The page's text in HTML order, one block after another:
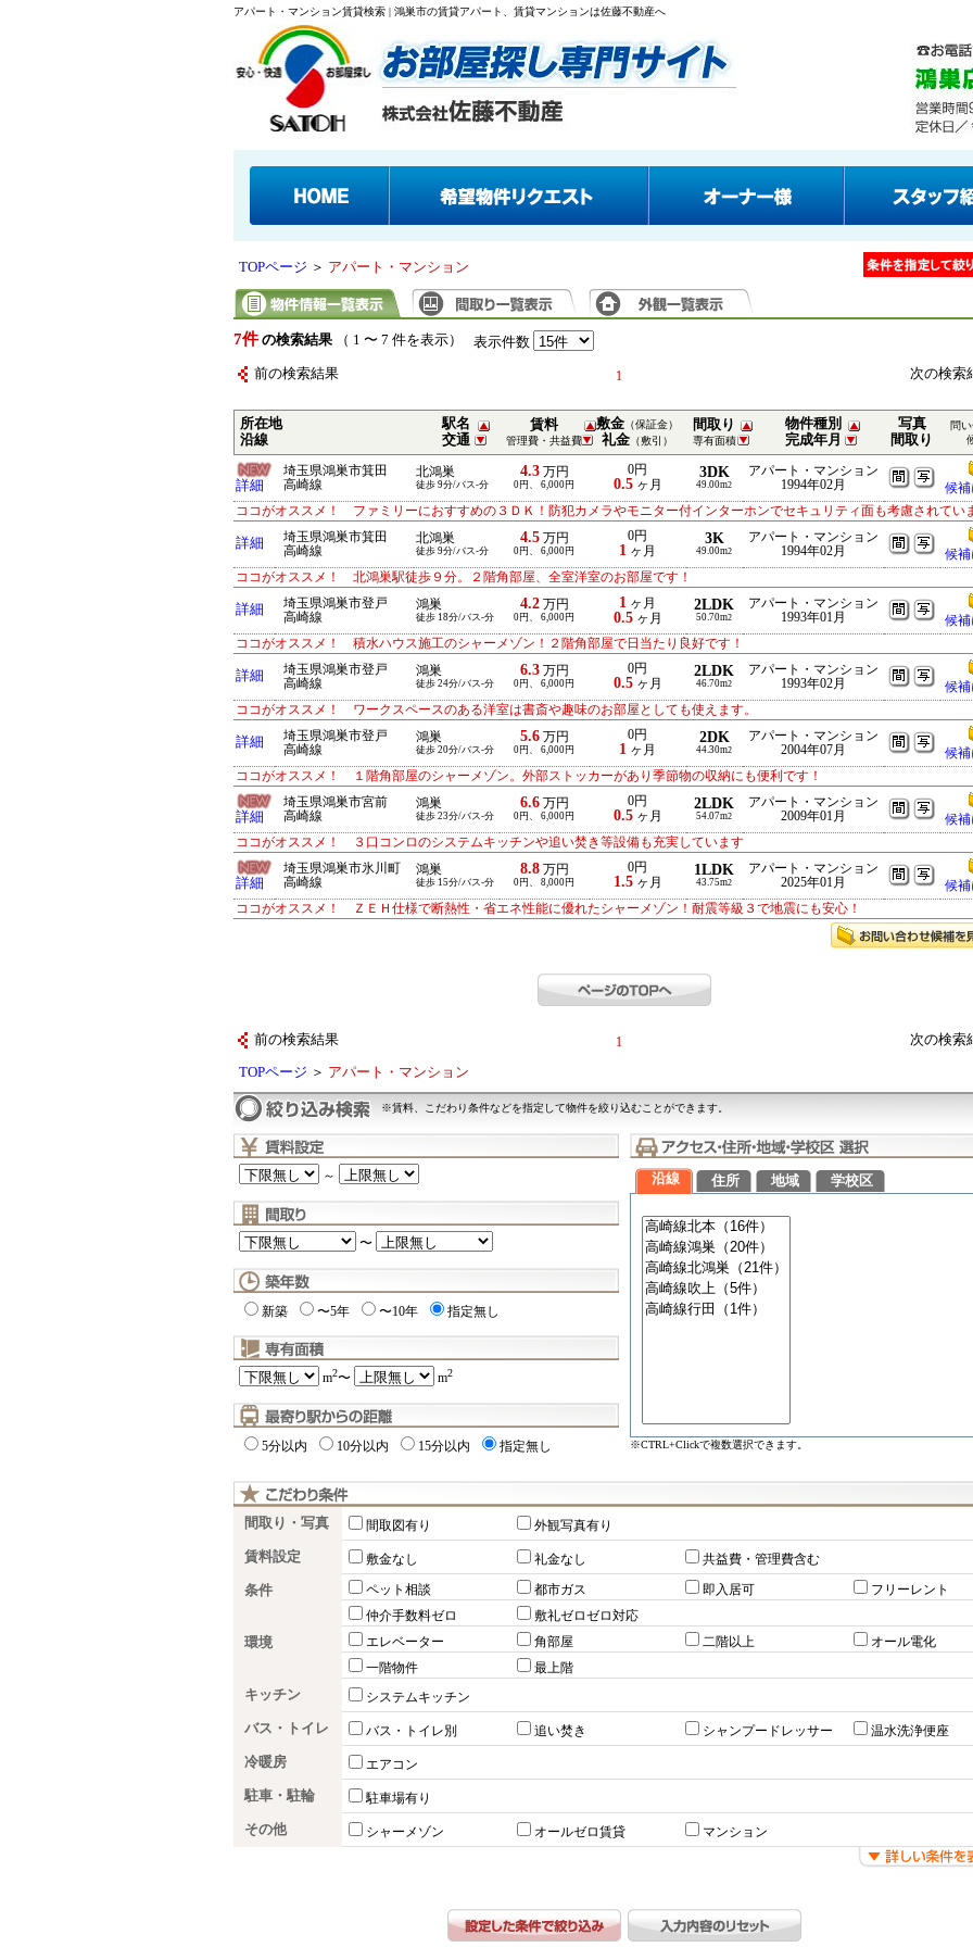
アパート・マンション賃貸検索 | 鴻巣市の賃貸アパート、賃貸マンションは佐藤不動産へ
TOPページ ＞ アパート・マンション
7件 の検索結果（ 1 〜 7 件を表示） 表示件数
前の検索結果 1 次の検
所在地
沿線
駅名
交通
賃料
管理費・共益費
敷金 （保証金）
礼金 （敷引）
間取り
専有面積
物件種別
完成年月
写真
間取り
問
詳細
埼玉県鴻巣市箕田
高崎線
北鴻巣
徒歩 9分/バス-分
4.3万円
0円、 6,000円
0円
0.5ヶ月
3DK
49.00m2
アパート・マンション
1994年02月
候補
ココがオススメ！ ファミリーにおすすめの３ＤＫ！防犯カメラやモニター付インターホンでセキュリティ面も考慮されてい
詳細
埼玉県鴻巣市箕田
高崎線
北鴻巣
徒歩 9分/バス-分
4.5万円
0円、 6,000円
0円
1 ヶ月
3K
49.00m2
アパート・マンション
1994年02月
候補
ココがオススメ！ 北鴻巣駅徒歩９分。２階角部屋、全室洋室のお部屋です！
詳細
埼玉県鴻巣市登戸
高崎線
鴻巣
徒歩 18分/バス-分
4.2万円
0円、 6,000円
1 ヶ月
0.5ヶ月
2LDK
50.70m2
アパート・マンション
1993年01月
候補
ココがオススメ！ 積水ハウス施工のシャーメゾン！２階角部屋で日当たり良好です！
詳細
埼玉県鴻巣市登戸
高崎線
鴻巣
徒歩 24分/バス-分
6.3万円
0円、 6,000円
0円
0.5ヶ月
2LDK
46.70m2
アパート・マンション
1993年02月
候補
ココがオススメ！ ワークスペースのある洋室は書斎や趣味のお部屋としても使えます。
詳細
埼玉県鴻巣市登戸
高崎線
鴻巣
徒歩 20分/バス-分
5.6万円
0円、 6,000円
0円
1 ヶ月
2DK
44.30m2
アパート・マンション
2004年07月
候補
ココがオススメ！ １階角部屋のシャーメゾン。外部ストッカーがあり季節物の収納にも便利です！
詳細
埼玉県鴻巣市宮前
高崎線
鴻巣
徒歩 23分/バス-分
6.6万円
0円、 6,000円
0円
0.5ヶ月
2LDK
54.07m2
アパート・マンション
2009年01月
候補
ココがオススメ！ ３口コンロのシステムキッチンや追い焚き等設備も充実しています
詳細
埼玉県鴻巣市氷川町
高崎線
鴻巣
徒歩 15分/バス-分
8.8万円
0円、 8,000円
0円
1.5ヶ月
1LDK
43.75m2
アパート・マンション
2025年01月
候補
ココがオススメ！ ＺＥＨ仕様で断熱性・省エネ性能に優れたシャーメゾン！耐震等級３で地震にも安心！
前の検索結果 1 次の検
TOPページ ＞ アパート・マンション
※賃料、こだわり条件などを指定して物件を絞り込むことができます。
～
〜
新築 〜5年 〜10年 指定無し
m2〜 m2
5分以内 10分以内 15分以内 指定無し
沿線 住所 地域 学校区
※CTRL+Clickで複数選択できます。
間取り・写真 間取図有り 外観写真有り
賃料設定 敷金なし 礼金なし 共益費・管理費含む
条件 ペット相談 都市ガス 即入居可
フリーレント
仲介手数料ゼロ
敷礼ゼロゼロ対応
環境 エレベーター 角部屋 二階以上
オール電化
一階物件
最上階
キッチン システムキッチン
バス・トイレ バス・トイレ別 追い焚き シャンプードレッサー 温水洗浄便座
冷暖房 エアコン
駐車・駐輪 駐車場有り
その他 シャーメゾン オールゼロ賃貸 マンション